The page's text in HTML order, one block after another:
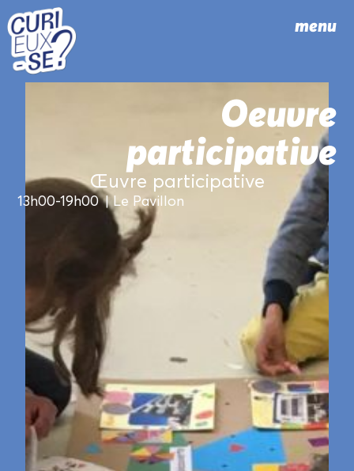
menu
Oeuvre
participative
Œuvre participative
13h00 19h00 | Le Pavillon